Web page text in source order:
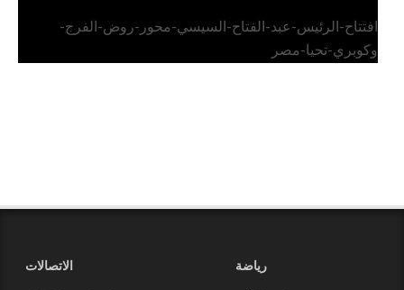
افتتاح-الرئيس-عبد-الفتاح-السيسي-محور-روض-الفرج-
وكوبري-تحيا-مصر
رياضة
الاتصالات